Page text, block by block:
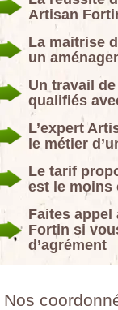
Artisan
La maitrise
un
Un travail
qualifiés
L’expert
le métier
Le tarif
est le moins
Faites
Fortin si
d’agrément
Nos